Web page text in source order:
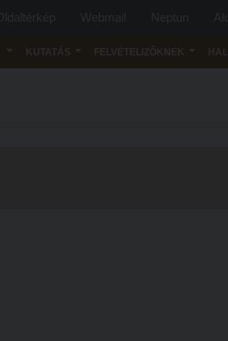
KUTATÁS FELVÉTELIZŐKNEK